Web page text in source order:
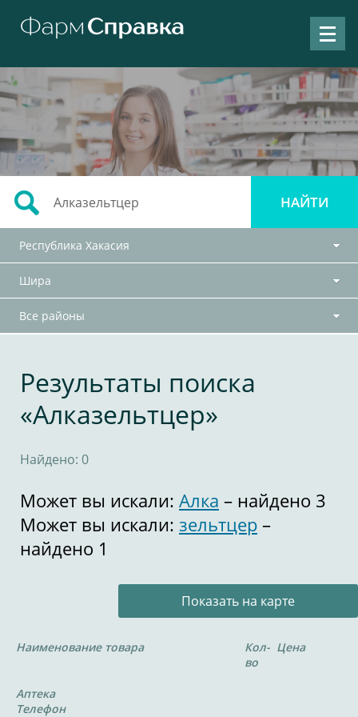
Республика Хакасия
Шира
Все районы
Результаты поиска
«Алказельтцер»
Найдено: 0
Может вы искали: Алка – найдено 3
Может вы искали: зельтцер –
найдено 1
Показать на карте
Наименование товара
Кол-
во
Цена
Аптека
Телефон